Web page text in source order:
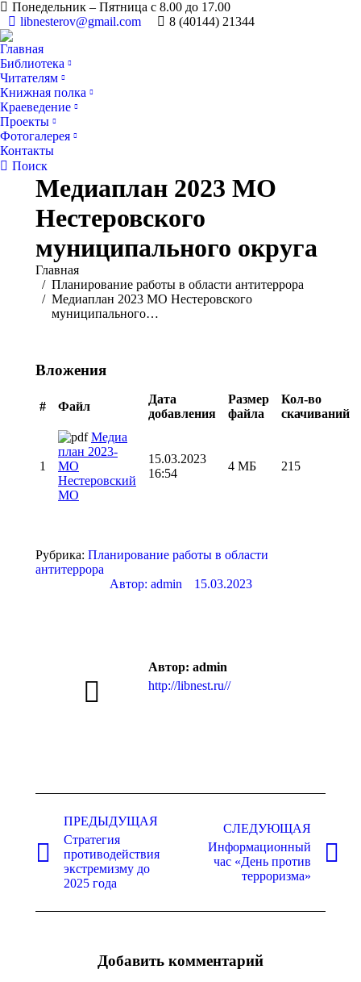
Понедельник – Пятница с 8.00 до 17.00
libnesterov@gmail.com
8 (40144) 21344
Главная
Библиотека
Читателям
Книжная полка
Краеведение
Проекты
Фотогалерея
Контакты
Поиск:
Поиск
Медиаплан 2023 МО
Нестеровского
муниципального округа
Вы здесь:
Главная
Планирование работы в области антитеррора
Медиаплан 2023 МО Нестеровского
муниципального…
Вложения
# Файл
Дата
добавления
Размер
файла
Кол-во
скачиваний
1
Медиа
план 2023-
МО
Нестеровский
МО
15.03.2023
16:54
4 МБ 215
Рубрика: Планирование работы в области
антитеррора
Автор: admin 15.03.2023
Автор: admin
http://libnest.ru//
записям
ПРЕДЫДУЩАЯ
Предыдущая
запись:
Стратегия
противодействия
экстремизму до
2025 года
СЛЕДУЮЩАЯ
Следующая
запись:
Информационный
час «День против
терроризма»
Добавить комментарий